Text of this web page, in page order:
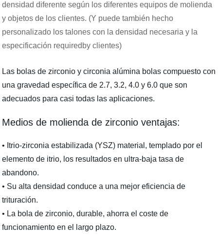
densidad diferente según los diferentes equipos de molienda
y objetos de los clientes. (Y puede también hecho
personalizado los talones con la densidad necesaria y la
especificación requiredby clientes)
Las bolas de zirconio y circonia alúmina bolas compuesto con
una gravedad específica de 2.7, 3.2, 4.0 y 6.0 que son
adecuados para casi todas las aplicaciones.
Medios de molienda de zirconio ventajas:
• Itrio-zirconia estabilizada (YSZ) material, templado por el
elemento de itrio, los resultados en ultra-baja tasa de
abandono.
• Su alta densidad conduce a una mejor eficiencia de
trituración.
• La bola de zirconio, durable, ahorra el coste de
funcionamiento en el largo plazo.